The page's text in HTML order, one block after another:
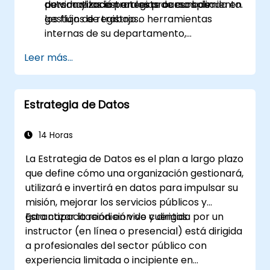
automatización en los procesos de
gestión de registros.
de vida y las estrategias de cumplimiento.
personalizada para este curso basada en
los flujos de trabajo o herramientas
internas de su departamento,
Leer más...
Estrategia de Datos
14 Horas
La Estrategia de Datos es el plan a largo plazo
que define cómo una organización gestionará,
utilizará e invertirá en datos para impulsar su
misión, mejorar los servicios públicos y
garantizar la rendición de cuentas.
Esta capacitación en vivo y dirigida por un
instructor (en línea o presencial) está dirigida
a profesionales del sector público con
experiencia limitada o incipiente en